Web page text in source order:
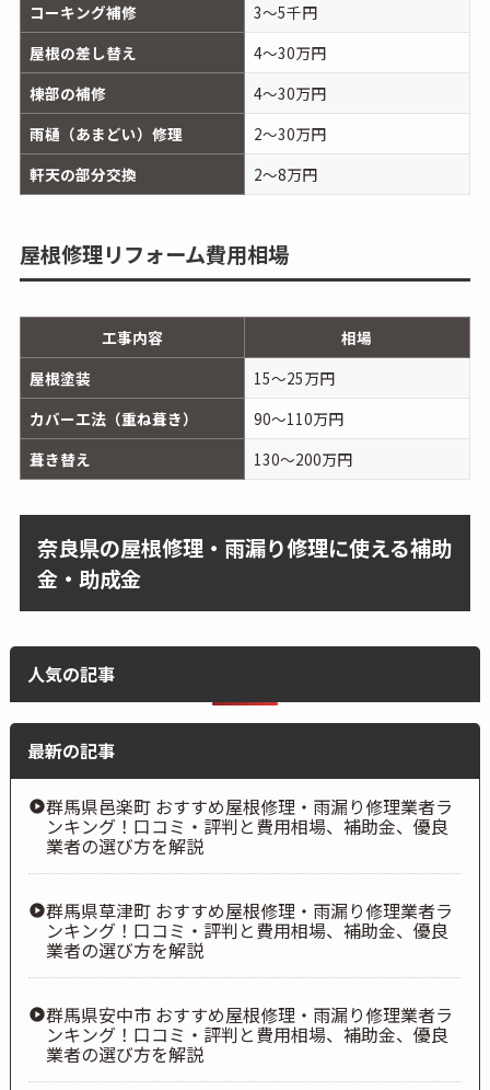
コーキング補修
3～5千円
屋根の差し替え
4～30万円
棟部の補修
4～30万円
雨樋（あまどい）修理
2～30万円
軒天の部分交換
2～8万円
屋根修理リフォーム費用相場
工事内容
相場
屋根塗装
15～25万円
カバー工法（重ね葺き）
90～110万円
葺き替え
130～200万円
奈良県の屋根修理・雨漏り修理に使える補助
金・助成金
人気の記事
最新の記事
群馬県邑楽町 おすすめ屋根修理・雨漏り修理業者ラ
ンキング！口コミ・評判と費用相場、補助金、優良
業者の選び方を解説
群馬県草津町 おすすめ屋根修理・雨漏り修理業者ラ
ンキング！口コミ・評判と費用相場、補助金、優良
業者の選び方を解説
群馬県安中市 おすすめ屋根修理・雨漏り修理業者ラ
ンキング！口コミ・評判と費用相場、補助金、優良
業者の選び方を解説